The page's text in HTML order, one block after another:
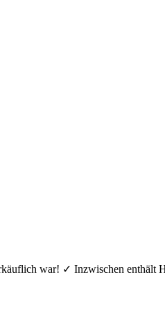
war! ✓ Inzwischen enthält